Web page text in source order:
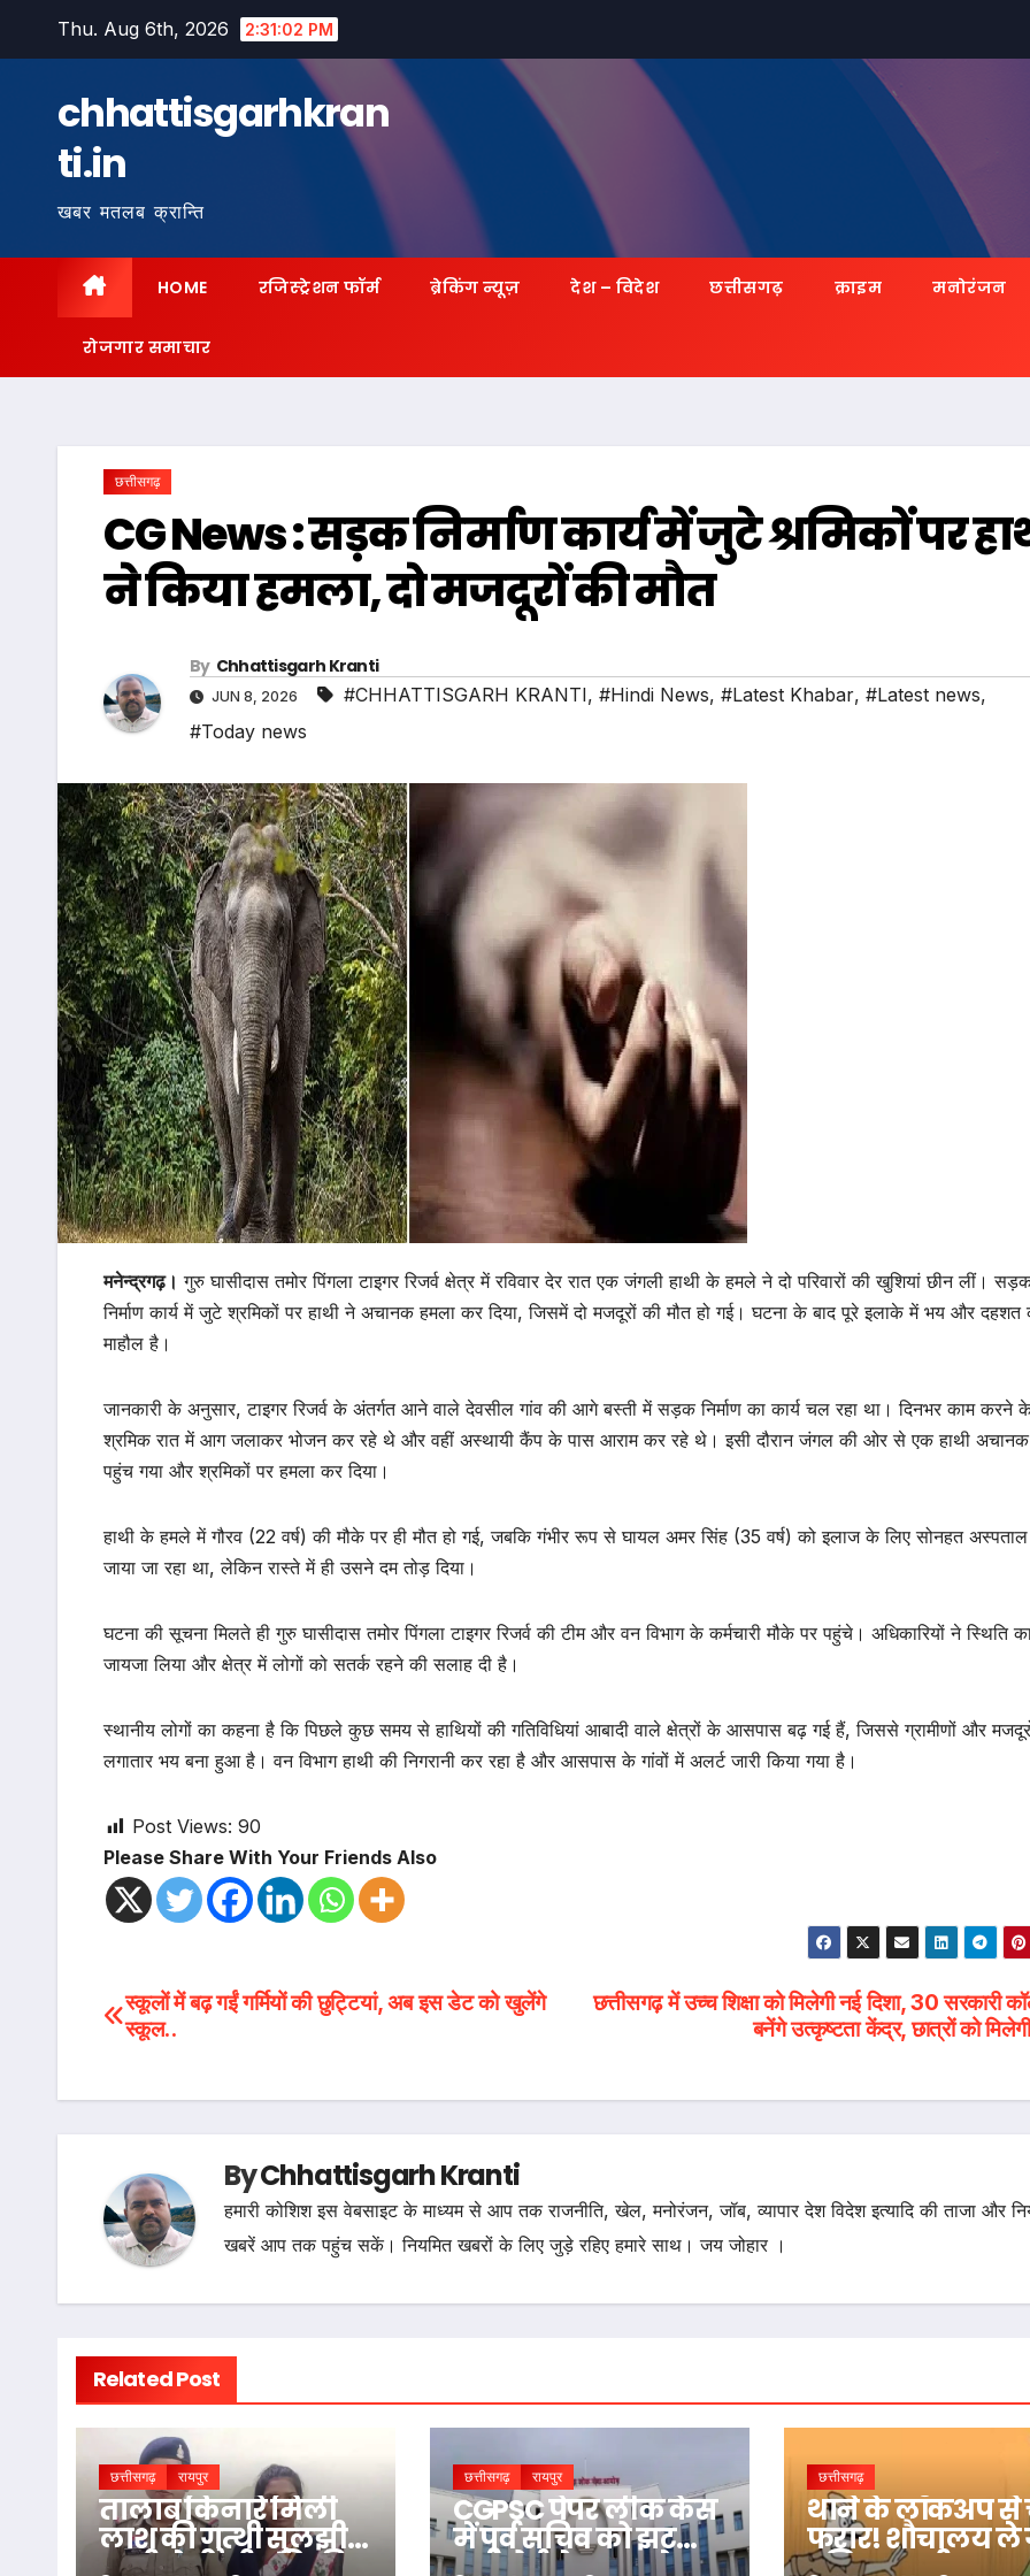
Thu. Aug 6th, 2026 2:31:04 PM
chhattisgarhkran
ti.in
खबर मतलब क्रान्ति
HOME रजिस्ट्रेशन फॉर्म ब्रेकिंग न्यूज़ देश – विदेश छत्तीसगढ़ क्राइम मनोरंजन
रोजगार समाचार
छत्तीसगढ़
CG News : सड़क निर्माण कार्य में जुटे श्रमिकों पर
ने किया हमला, दो मजदूरों की मौत
By Chhattisgarh Kranti
JUN 8, 2026 #CHHATTISGARH KRANTI, #Hindi News, #Latest Khabar, #Latest news,
#Today news
मनेन्द्रगढ़। गुरु घासीदास तमोर पिंगला टाइगर रिजर्व क्षेत्र में रविवार देर रात एक जंगली हाथी के हमले ने दो परिवारों की खुशियां छीन लीं।
निर्माण कार्य में जुटे श्रमिकों पर हाथी ने अचानक हमला कर दिया, जिसमें दो मजदूरों की मौत हो गई। घटना के बाद पूरे इलाके में भय और दहशत
माहौल है।
जानकारी के अनुसार, टाइगर रिजर्व के अंतर्गत आने वाले देवसील गांव की आगे बस्ती में सड़क निर्माण का कार्य चल रहा था। दिनभर काम करने
श्रमिक रात में आग जलाकर भोजन कर रहे थे और वहीं अस्थायी कैंप के पास आराम कर रहे थे। इसी दौरान जंगल की ओर से एक हाथी अचानक
पहुंच गया और श्रमिकों पर हमला कर दिया।
हाथी के हमले में गौरव (22 वर्ष) की मौके पर ही मौत हो गई, जबकि गंभीर रूप से घायल अमर सिंह (35 वर्ष) को इलाज के लिए सोनहत
जाया जा रहा था, लेकिन रास्ते में ही उसने दम तोड़ दिया।
घटना की सूचना मिलते ही गुरु घासीदास तमोर पिंगला टाइगर रिजर्व की टीम और वन विभाग के कर्मचारी मौके पर पहुंचे। अधिकारियों ने स्थिति
जायजा लिया और क्षेत्र में लोगों को सतर्क रहने की सलाह दी है।
स्थानीय लोगों का कहना है कि पिछले कुछ समय से हाथियों की गतिविधियां आबादी वाले क्षेत्रों के आसपास बढ़ गई हैं, जिससे ग्रामीणों और
लगातार भय बना हुआ है। वन विभाग हाथी की निगरानी कर रहा है और आसपास के गांवों में अलर्ट जारी किया गया है।
Post Views: 90
Please Share With Your Friends Also
Post
छत्तीसगढ़ में उच्च शिक्षा को मिलेगी नई दिशा, 30 सरकारी
बनेंगे उत्कृष्टता केंद्र, छात्रों को
स्कूलों में बढ़ गईं गर्मियों की छुट्टियां, अब इस डेट को खुलेंगे
स्कूल..
ByChhattisgarh Kranti
हमारी कोशिश इस वेबसाइट के माध्यम से आप तक राजनीति, खेल, मनोरंजन, जॉब, व्यापार देश विदेश इत्यादि की ताजा और
खबरें आप तक पहुंच सकें। नियमित खबरों के लिए जुड़े रहिए हमारे साथ। जय जोहार ।
Related Post
छत्तीसगढ़ रायपुर
तालाब किनारे मिली
लाश की गुत्थी सुलझी,
पत्नी ने ही ली पति की
छत्तीसगढ़ रायपुर
CGPSC पेपर लीक केस
में पूर्व सचिव को झटका,
हाईकोर्ट ने कहा- ‘पेपर
छत्तीसगढ़
थाने के लॉकअप से
फरार! शौचालय ले
पुलिस, पानी का